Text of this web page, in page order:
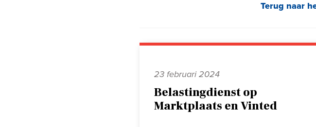
Terug naar
23 februari 2024
Belastingdienst op
Marktplaats en Vinted